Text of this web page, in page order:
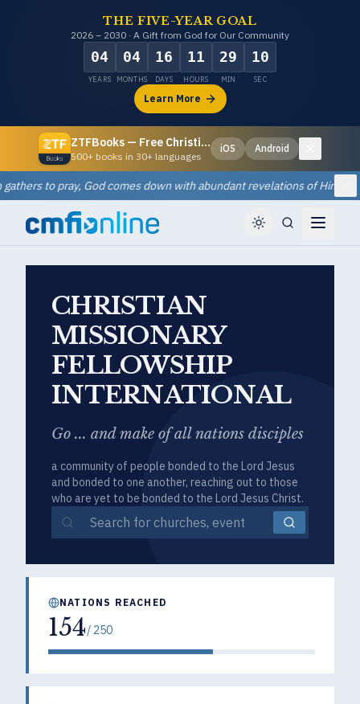
THE FIVE-YEAR GOAL
2026 – 2030 · A Gift from God for Our Community
04
YEARS
04
MONTHS
16
DAYS
11
HOURS
29
MIN
09
SEC
Learn More
ZTFBooks — Free Christian eBooks
500+ books in 30+ languages
iOS Android Dismiss
to pray, God comes down with abundant revelations of Himself
CHRISTIAN
MISSIONARY
FELLOWSHIP
INTERNATIONAL
Go ... and make of all nations disciples
a community of people bonded to the Lord Jesus
and bonded to one another, reaching out to those
who are yet to be bonded to the Lord Jesus Christ.
NATIONS REACHED
154/ 250